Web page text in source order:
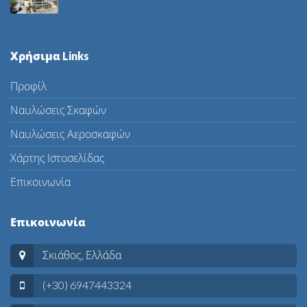
Χρήσιμα Links
Προφίλ
Ναυλώσεις Σκαφών
Ναυλώσεις Αεροσκαφών
Χάρτης Ιστοσελίδας
Επικοινωνία
Επικοινωνία
Σκιάθος, Ελλάδα
(+30) 6947443324